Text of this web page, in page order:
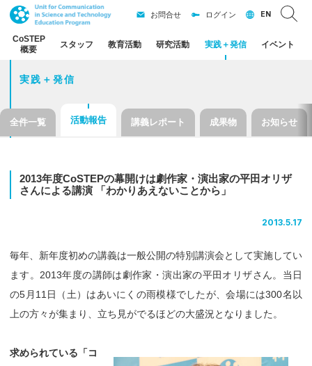
CoSTEP
概要
スタッフ 教育活動 研究活動 実践＋発信 イベント
お問合せ ログイン EN
実践＋発信
全件一覧 活動報告 講義レポート 成果物 お知らせ
2013年度CoSTEPの幕開けは劇作家 ・ 演出家の平田 オリザ
さんによる講演 「わかりあえないことから」
2013.5.17
毎年、新年度初めの講義は一般公開の特別講演会として実施してい
ます。2013年度の講師は劇作家・演出家の平田オリザさん。当日
の5月11日（土）はあいにくの雨模様でしたが、会場には300名以
上の方々が集まり、立ち見がでるほどの大盛況となりました。
求められている「コ